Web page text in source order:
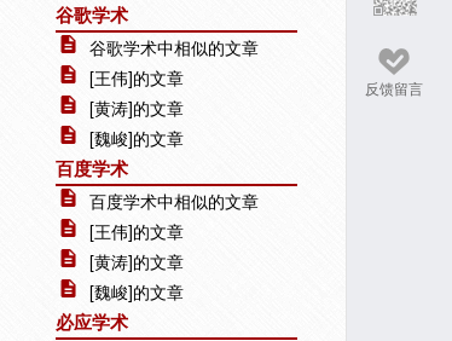
反馈留言
谷歌学术
谷歌学术中相似的文章
[王伟]的文章
[黄涛]的文章
[魏峻]的文章
百度学术
百度学术中相似的文章
[王伟]的文章
[黄涛]的文章
[魏峻]的文章
必应学术